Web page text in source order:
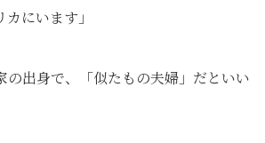
にいます」
の出身で、「似たもの夫婦」だといい